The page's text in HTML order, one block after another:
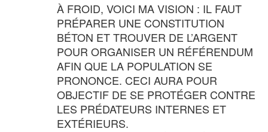
À FROID, VOICI MA VISION : IL FAUT
PRÉPARER UNE CONSTITUTION
BÉTON ET TROUVER DE L’ARGENT
POUR ORGANISER UN RÉFÉRENDUM
AFIN QUE LA POPULATION SE
PRONONCE. CECI AURA POUR
OBJECTIF DE SE PROTÉGER CONTRE
LES PRÉDATEURS INTERNES ET
EXTÉRIEURS.